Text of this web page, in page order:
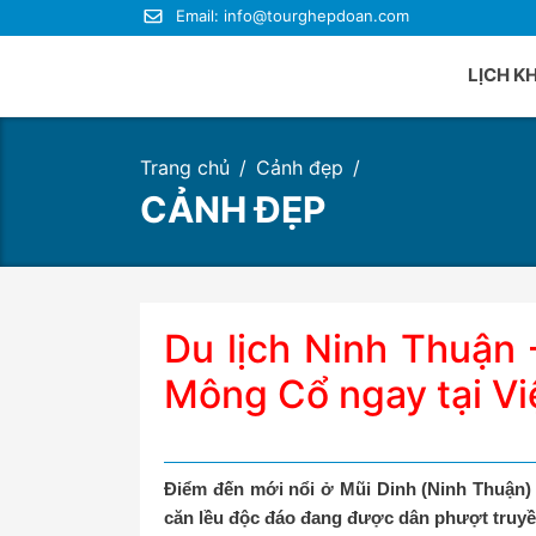
Email: info@tourghepdoan.com
LỊCH
Du
Trang chủ Cảnh đẹp
CẢNH ĐẸP
Du lịch Ninh Thuận
Mông Cổ ngay tại
Điểm đến mới nổi ở Mũi Dinh (Ninh
căn lều độc đáo đang được dân phượt